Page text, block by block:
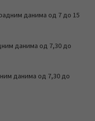
данима од 7 до 15
данима од 7,30 до
данима од 7,30 до